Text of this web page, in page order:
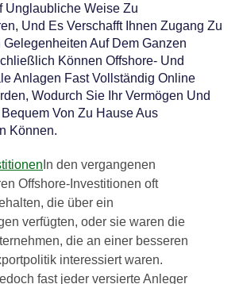
Unglaubliche Weise Zu
Und Es Verschafft Ihnen Zugang Zu
Gelegenheiten Auf Dem Ganzen
Können Offshore- Und
Anlagen Fast Vollständig Online
Wodurch Sie Ihr Vermögen Und
Bequem Von Zu Hause Aus
Können.
In den vergangenen
Offshore-Investitionen oft
die über ein
verfügten, oder sie waren die
die an einer besseren
interessiert waren.
fast jeder versierte Anleger